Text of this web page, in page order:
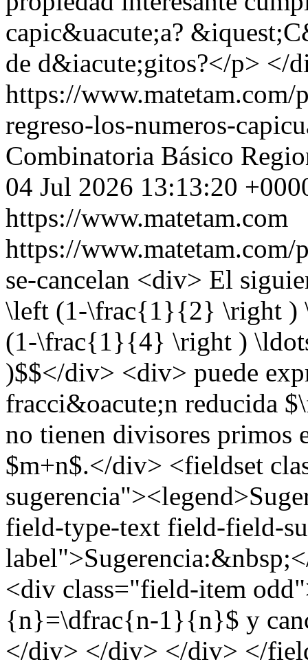
capic&uacute;a?
de d&iacute;gitos?</p>
https://
regreso-los-numeros-
Combinatoria Básico
04 Jul 2026 13:13:20
https://www.matetam.com
https://www.matetam.com/
se-cancelan <div> El
\left (1-\frac{1}{2} \right
(1-\frac{1}{4} \right )
)$$</div> <div> puede
fracci&oacute;n reducida
no tienen divisores primos
$m+n$.</div> <fieldset
field-type-text field-field-
<div class="field-item
{n}=\dfrac{n-1}{n}$ y
</div> </div> </div> </